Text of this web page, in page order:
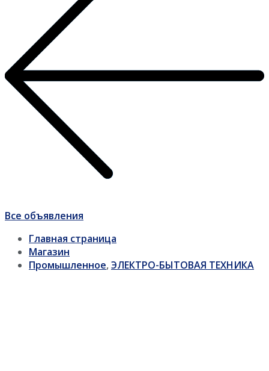
Все объявления
Главная страница
Магазин
Промышленное,ЭЛЕКТРО-БЫТОВАЯ ТЕХНИКА